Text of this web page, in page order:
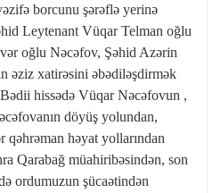
borcunu şərəflə yerinə
Leytenant Vüqar Telman oğlu
oğlu Nəcəfov, Şəhid Azərin
əziz xatirəsini əbədiləşdirmək
Bədii hissədə Vüqar Nəcəfovun ,
döyüş yolundan,
qəhrəman həyat yollarından
Qarabağ müahiribəsindən, son
ordumuzun şücaətindən